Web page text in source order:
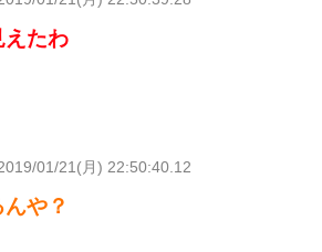
えたわ
01/21(月) 22:50:40.12
や？